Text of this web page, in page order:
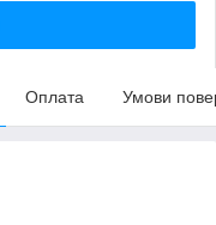
Оплата Умови